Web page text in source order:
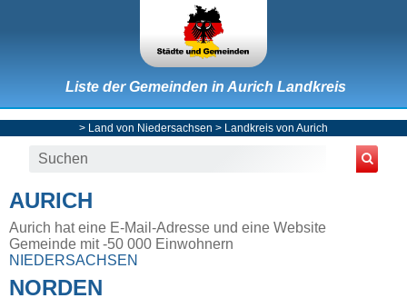
Liste der Gemeinden in Aurich Landkreis
> Land von Niedersachsen > Landkreis von Aurich
AURICH
Aurich hat eine E-Mail-Adresse und eine Website
Gemeinde mit -50 000 Einwohnern
NIEDERSACHSEN
NORDEN